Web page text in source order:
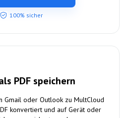
100% sicher
PDF speichern
Gmail oder Outlook zu MultCloud
konvertiert und auf Gerät oder